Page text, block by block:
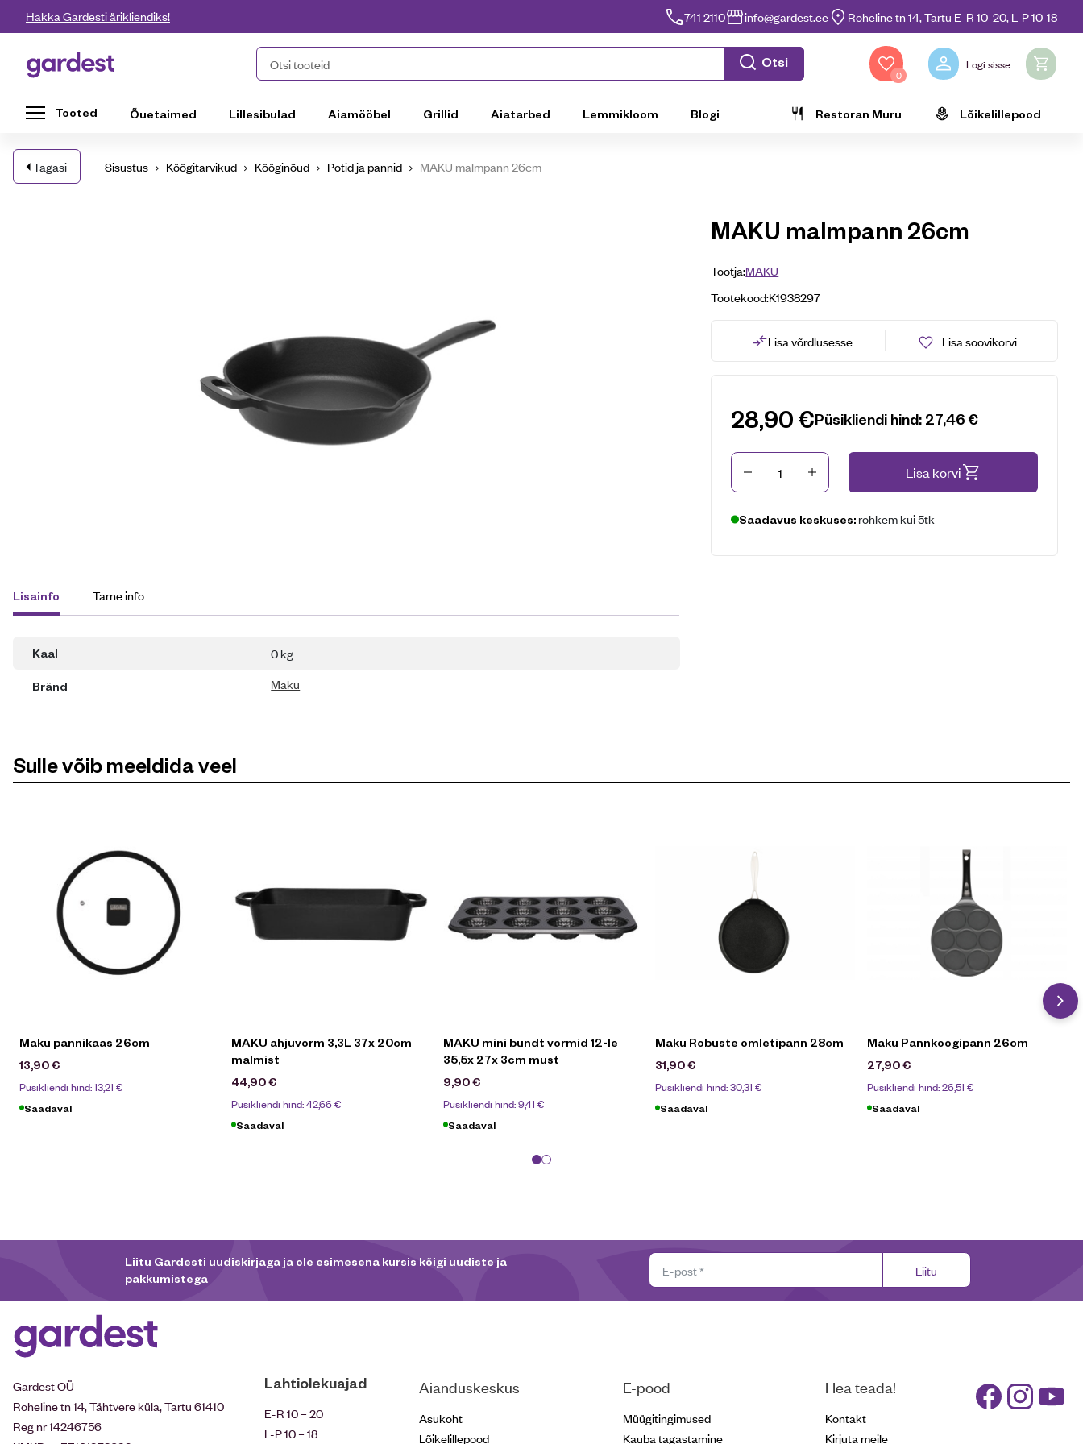
Liigu edasi põhisisu juurde
Hakka Gardesti ärikliendiks! 741 2110 info@gardest.ee Roheline tn 14, Tartu E-R 10-20, L-P 10-18
Gardest Otsi tooteid Otsi
0
Logi sisse
Tooted Õuetaimed Lillesibulad Aiamööbel Grillid Aiatarbed Lemmikloom Blogi Restoran Muru Lõikelillepood
Tagasi Sisustus Köögitarvikud Kööginõud Potid ja pannid MAKU malmpann 26cm
Lisainfo Tarne info
Kaal 0 kg
Bränd Maku
MAKU malmpann 26cm
Tootja:MAKU
Tootekood:K1938297
Lisa võrdlusesse Lisa soovikorvi
28,90€Püsikliendi hind: 27,46€
Kogus Lisa korvi
Saadavus keskuses: rohkem kui 5tk
Sulle võib meeldida veel
Maku pannikaas 26cm
13,90€
Püsikliendi hind:13,21 €
Saadaval
MAKU ahjuvorm 3,3L 37x 20cm
malmist
44,90€
Püsikliendi hind:42,66€
Saadaval
MAKU mini bundt vormid 12-le
35,5x 27x 3cm must
9,90€
Püsikliendi hind:9,41 €
Saadaval
Maku Robuste omletipann 28cm
31,90€
Püsikliendi hind:30,31 €
Saadaval
Maku Pannkoogipann 26cm
27,90€
Püsikliendi hind:26,51 €
Saadaval
Liitu Gardesti uudiskirjaga ja ole esimesena kursis kõigi uudiste ja
pakkumistega
Liitu
Gardest OÜ
Roheline tn 14, Tähtvere küla, Tartu 61410
Reg nr 14246756
Lahtiolekuajad
E-R 10 – 20
L-P 10 – 18
Aianduskeskus
Asukoht
Lõikelillepood
E-pood
Müügitingimused
Kauba tagastamine
Hea teada!
Kontakt
Kirjuta meile